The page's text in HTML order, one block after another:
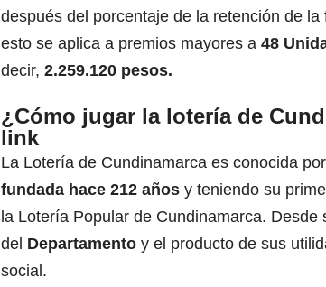
después del porcentaje de la retención de la
esto se aplica a premios mayores a 48
decir, 2.259.120 pesos.
¿Cómo jugar la lotería de
link
La Lotería de Cundinamarca es conocida
fundada hace 212 años y teniendo su
la Lotería Popular de Cundinamarca.
del Departamento y el producto de sus
social.